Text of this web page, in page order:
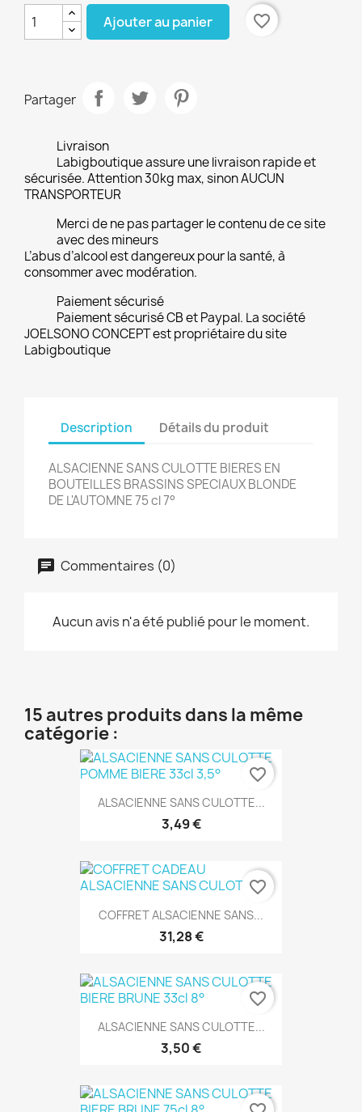
Ajouter au panier favorite_border
Partager
Livraison
Labigboutique assure une livraison rapide et
sécurisée. Attention 30kg max, sinon AUCUN
TRANSPORTEUR
Merci de ne pas partager le contenu de ce site
avec des mineurs
L’abus d’alcool est dangereux pour la santé, à
consommer avec modération.
Paiement sécurisé
Paiement sécurisé CB et Paypal. La société
JOELSONO CONCEPT est propriétaire du site
Labigboutique
Description Détails du produit
ALSACIENNE SANS CULOTTE BIERES EN
BOUTEILLES BRASSINS SPECIAUX BLONDE
DE L'AUTOMNE 75 cl 7°
Commentaires (0)
Aucun avis n'a été publié pour le moment.
15 autres produits dans la même
catégorie :
ALSACIENNE SANS CULOTTE...
3,49 €
favorite_border
COFFRET ALSACIENNE SANS...
31,28 €
favorite_border
ALSACIENNE SANS CULOTTE...
3,50 €
favorite_border